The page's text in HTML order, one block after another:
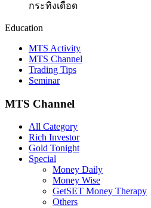
กระทิงเดือด
Education
MTS Activity
MTS Channel
Trading Tips
Seminar
MTS Channel
All Category
Rich Investor
Gold Tonight
Special
Money Daily
Money Wise
GetSET Money Therapy
Others